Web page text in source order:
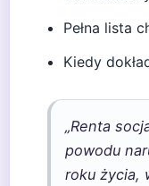
Pełna lista
Kiedy
„Renta
powodu
roku życia,